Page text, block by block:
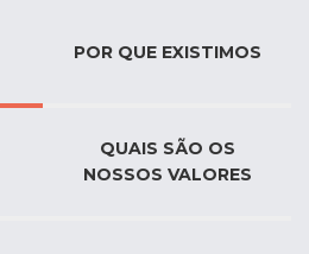
POR QUE EXISTIMOS
QUAIS SÃO OS
NOSSOS VALORES